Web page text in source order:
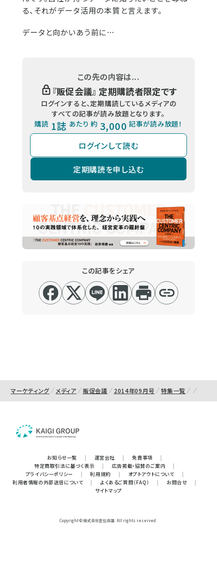
る、それがデータ活用の本質と言えます。
データと向かいあう前に…
この先の内容は...
『販促会議』 定期購読者限定です
ログインすると、定期購読しているメディアの
すべての記事が読み放題となります。
購読 1誌 あたり 約 3,000 記事が読み放題！
ログインして読む
定期購読を申し込む
この記事をシェア
マーケティング メディア 販促会議 2014年09月号 特集一覧
お知らせ一覧 | 運営会社 | 免責事項
|
特定商取引法に基づく表示
| 広告掲載・協賛のご案内
|
プライバシーポリシー
| 利用規約 | オプトアウトについて
|
利用者情報の外部送信について
| よくあるご質問（FAQ） | お問合せ
|
サイトマップ
Copyright © 株式会社宣伝会議. All rights reserved.